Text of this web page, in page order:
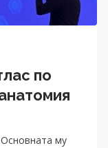
по
му